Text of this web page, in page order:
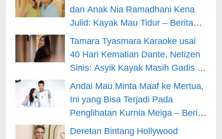
dan Anak Nia Ramadhani Kena
Julid: Kayak Mau Tidur – Berita
Hiburan
Tamara Tyasmara Karaoke usai
40 Hari Kematian Dante, Netizen
Sinis: Asyik Kayak Masih Gadis –
Berita Hiburan
Andai Mau Minta Maaf ke Mertua,
Ini yang Bisa Terjadi Pada
Penglihatan Kurnia Meiga – Berita
Hiburan
Deretan Bintang Hollywood